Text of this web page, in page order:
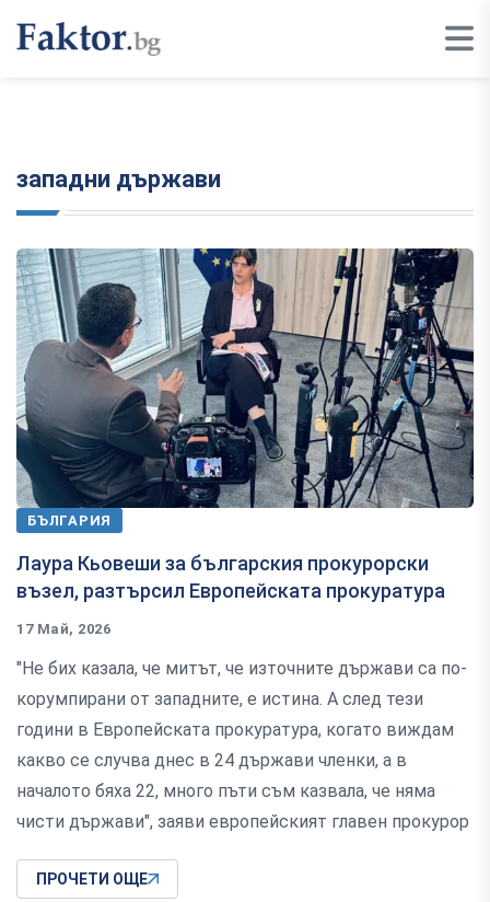
западни държави
БЪЛГАРИЯ
Лаура Кьовеши за българския прокурорски
възел, разтърсил Европейската прокуратура
17 Май, 2026
"Не бих казала, че митът, че източните държави са по-
корумпирани от западните, е истина. А след тези
години в Европейската прокуратура, когато виждам
какво се случва днес в 24 държави членки, а в
началото бяха 22, много пъти съм казвала, че няма
чисти държави", заяви европейският главен прокурор
ПРОЧЕТИ ОЩЕ